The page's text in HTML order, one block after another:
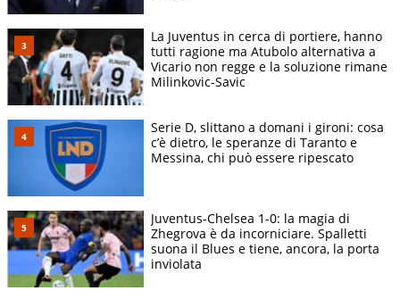
La Juventus in cerca di portiere, hanno
tutti ragione ma Atubolo alternativa a
Vicario non regge e la soluzione rimane
Milinkovic-Savic
Serie D, slittano a domani i gironi: cosa
c’è dietro, le speranze di Taranto e
Messina, chi può essere ripescato
Juventus-Chelsea 1-0: la magia di
Zhegrova è da incorniciare. Spalletti
suona il Blues e tiene, ancora, la porta
inviolata